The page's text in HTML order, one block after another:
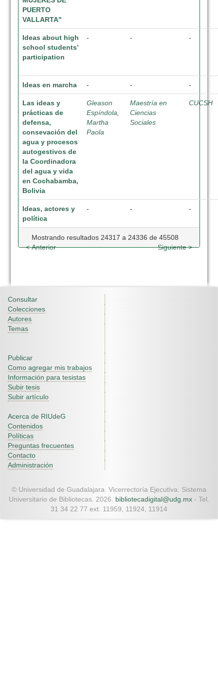
PUERTO
VALLARTA"
Ideas about high
school students’
participation
- - -
Ideas en marcha - - -
Las ideas y
prácticas de
defensa,
consevación del
agua y procesos
autogestivos de
la Coordinadora
del agua y vida
en Cochabamba,
Bolivia
Gleason
Espíndola,
Martha
Paola
Maestría en
Ciencias
Sociales
CUCSH
Ideas, actores y
política
- - -
Mostrando resultados 24317 a 24336 de 45508
< Anterior
Siguiente >
Consultar
Colecciones
Autores
Temas
Publicar
Como agregar mis trabajos
Información para tesistas
Subir tesis
Subir artículo
Acerca de RIUdeG
Contenidos
Políticas
Preguntas frecuentes
Contacto
Administración
© Universidad de Guadalajara. Vicerrectoría Ejecutiva. Sistema
Universitario de Bibliotecas. 2026. bibliotecadigital@udg.mx - Tel.
31 34 22 77 ext. 11959, 11924, 11914